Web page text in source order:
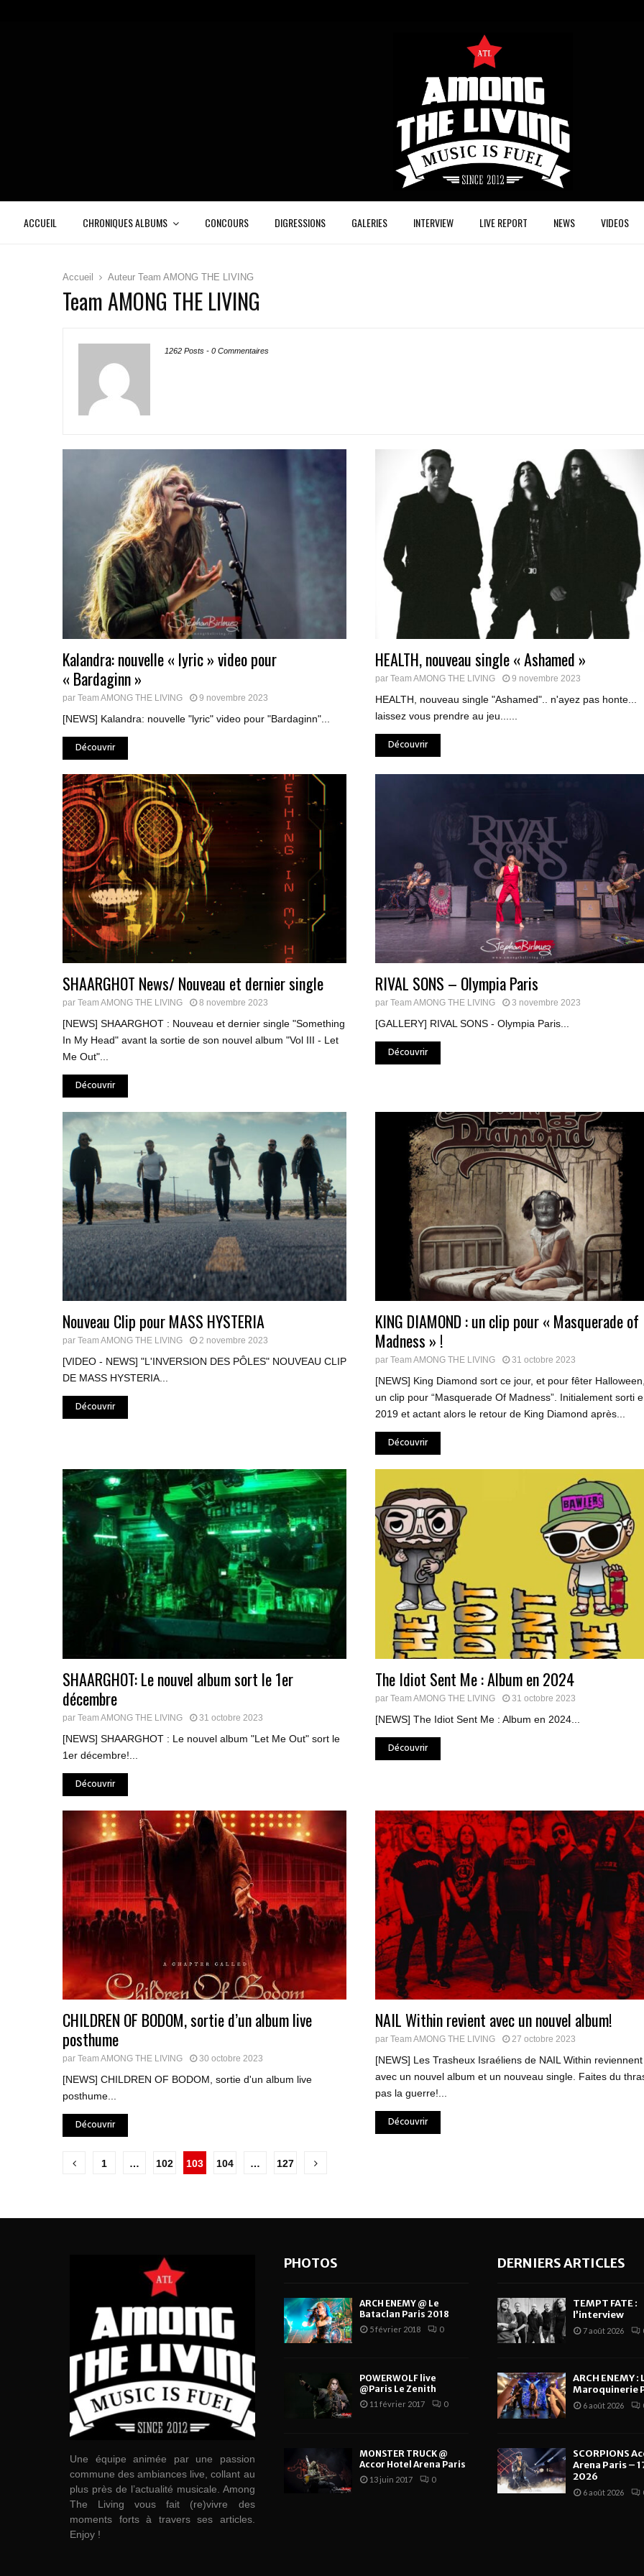
ACCUEIL CHRONIQUES ALBUMS CONCOURS DIGRESSIONS GALERIES INTERVIEW LIVE REPORT NEWS VIDEOS
Accueil Auteur Team AMONG THE LIVING
Team AMONG THE LIVING
1262 Posts - 0 Commentaires
Kalandra: nouvelle « lyric » video pour
« Bardaginn »
par Team AMONG THE LIVING 9 novembre 2023
[NEWS] Kalandra: nouvelle "lyric" video pour "Bardaginn"...
Découvrir
HEALTH, nouveau single « Ashamed »
par Team AMONG THE LIVING 9 novembre 2023
HEALTH, nouveau single "Ashamed".. n'ayez pas honte...
laissez vous prendre au jeu......
Découvrir
SHAARGHOT News/ Nouveau et dernier single
par Team AMONG THE LIVING 8 novembre 2023
[NEWS] SHAARGHOT : Nouveau et dernier single "Something
In My Head" avant la sortie de son nouvel album "Vol III - Let
Me Out"...
Découvrir
RIVAL SONS – Olympia Paris
par Team AMONG THE LIVING 3 novembre 2023
[GALLERY] RIVAL SONS - Olympia Paris...
Découvrir
Nouveau Clip pour MASS HYSTERIA
par Team AMONG THE LIVING 2 novembre 2023
[VIDEO - NEWS] "L'INVERSION DES PÔLES" NOUVEAU CLIP
DE MASS HYSTERIA...
Découvrir
KING DIAMOND : un clip pour « Masquerade of
Madness » !
par Team AMONG THE LIVING 31 octobre 2023
[NEWS] King Diamond sort ce jour, et pour fêter
un clip pour “Masquerade Of Madness”. Initialement sorti
2019 et actant alors le retour de King Diamond après...
Découvrir
SHAARGHOT: Le nouvel album sort le 1er
décembre
par Team AMONG THE LIVING 31 octobre 2023
[NEWS] SHAARGHOT : Le nouvel album "Let Me Out" sort le
1er décembre!...
Découvrir
The Idiot Sent Me : Album en 2024
par Team AMONG THE LIVING 31 octobre 2023
[NEWS] The Idiot Sent Me : Album en 2024...
Découvrir
CHILDREN OF BODOM, sortie d’un album live
posthume
par Team AMONG THE LIVING 30 octobre 2023
[NEWS] CHILDREN OF BODOM, sortie d'un album live
posthume...
Découvrir
NAIL Within revient avec un nouvel album!
par Team AMONG THE LIVING 27 octobre 2023
[NEWS] Les Trasheux Israéliens de NAIL Within reviennent
avec un nouvel album et un nouveau single. Faites du
pas la guerre!...
Découvrir
Pagination
publications
1 … 102 103 104 … 127
Une équipe animée par une passion
commune des ambiances live, collant au
plus près de l’actualité musicale. Among
The Living vous fait (re)vivre des
moments forts à travers ses articles.
Enjoy !
PHOTOS
ARCH ENEMY @ Le
Bataclan Paris 2018
5 février 2018 0
POWERWOLF live
@Paris Le Zenith
11 février 2017 0
MONSTER TRUCK @
Accor Hotel Arena Paris
13 juin 2017 0
DERNIERS ARTICLES
TEMPT FATE :
l’interview
7 août 2026
ARCH ENEMY :
Maroquinerie
6 août 2026
SCORPIONS
Arena Paris –
2026
6 août 2026